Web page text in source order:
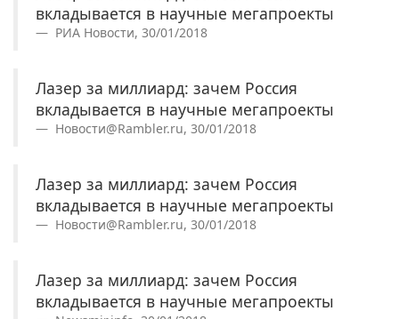
вкладывается в научные мегапроекты
РИА Новости, 30/01/2018
Лазер за миллиард: зачем Россия
вкладывается в научные мегапроекты
Новости@Rambler.ru, 30/01/2018
Лазер за миллиард: зачем Россия
вкладывается в научные мегапроекты
Новости@Rambler.ru, 30/01/2018
Лазер за миллиард: зачем Россия
вкладывается в научные мегапроекты